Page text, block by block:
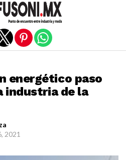
energético paso
industria de la
2021
versión móvil